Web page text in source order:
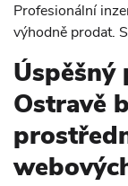
Profesionální
výhodně prodat.
Úspěšný
Ostravě